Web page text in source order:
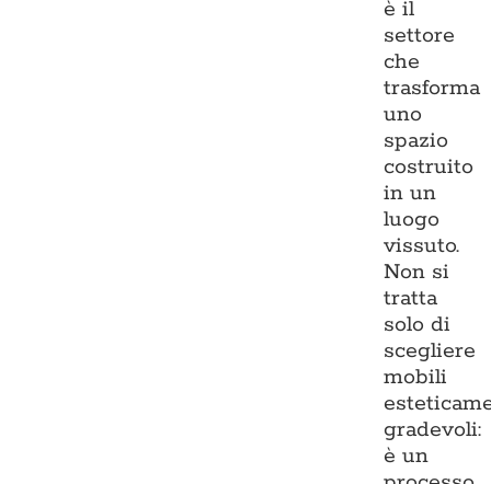
è il
settore
che
trasforma
uno
spazio
costruito
in un
luogo
vissuto.
Non si
tratta
solo di
scegliere
mobili
gradevoli:
è un